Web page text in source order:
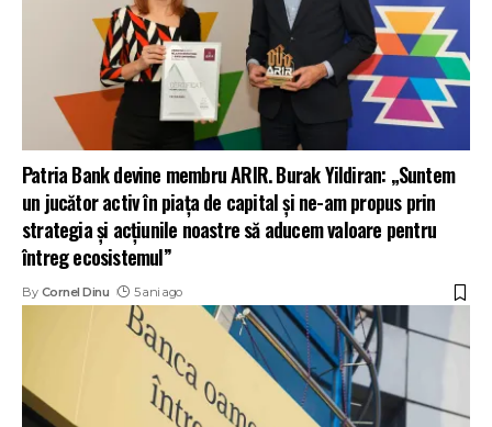
Patria Bank devine membru ARIR. Burak Yildiran: „Suntem
un jucător activ în piața de capital și ne-am propus prin
strategia și acțiunile noastre să aducem valoare pentru
întreg ecosistemul”
By Cornel Dinu 5 ani ago